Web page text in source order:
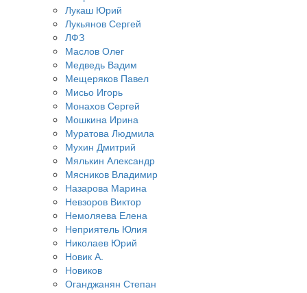
Лукаш Юрий
Лукьянов Сергей
ЛФЗ
Маслов Олег
Медведь Вадим
Мещеряков Павел
Мисьо Игорь
Монахов Сергей
Мошкина Ирина
Муратова Людмила
Мухин Дмитрий
Мялькин Александр
Мясников Владимир
Назарова Марина
Невзоров Виктор
Немоляева Елена
Неприятель Юлия
Николаев Юрий
Новик А.
Новиков
Оганджанян Степан